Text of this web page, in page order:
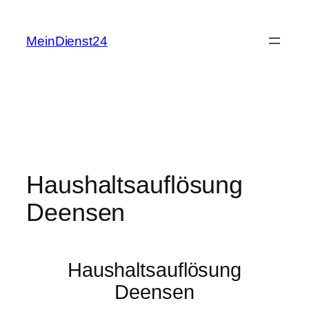
springen
MeinDienst24
Haushaltsauflösung
Deensen
Haushaltsauflösung
Deensen